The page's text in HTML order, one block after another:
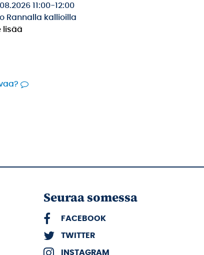
11:00-12:00
Rannalla kallioilla
lisää
Seuraa somessa
FACEBOOK
TWITTER
INSTAGRAM